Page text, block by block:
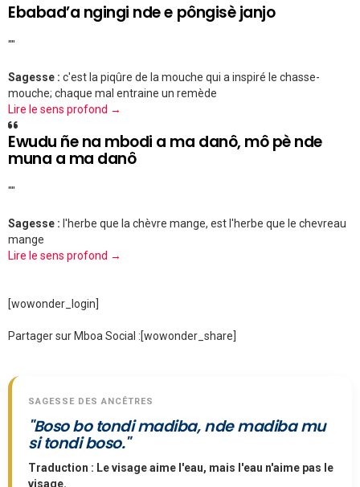
Ebabad’a ngingi nde e pôngisè janjo
""
Sagesse : c'est la piqûre de la mouche qui a inspiré le chasse-
mouche; chaque mal entraine un remède
Lire le sens profond →
Ewudu ñe na mbodi a ma danô, mô pè nde
muna a ma danô
""
Sagesse : l'herbe que la chèvre mange, est l'herbe que le chevreau
mange
Lire le sens profond →
[wowonder_login]
Partager sur Mboa Social :[wowonder_share]
SAGESSE DES ANCÊTRES
"Boso bo tondi madiba, nde madiba mu
si tondi boso."
Traduction : Le visage aime l'eau, mais l'eau n'aime pas le
visage.